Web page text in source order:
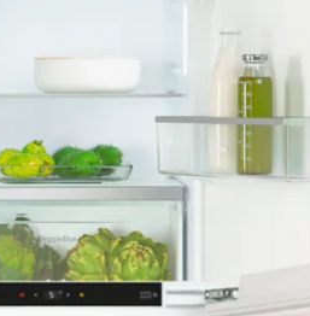
voor meer gemak.